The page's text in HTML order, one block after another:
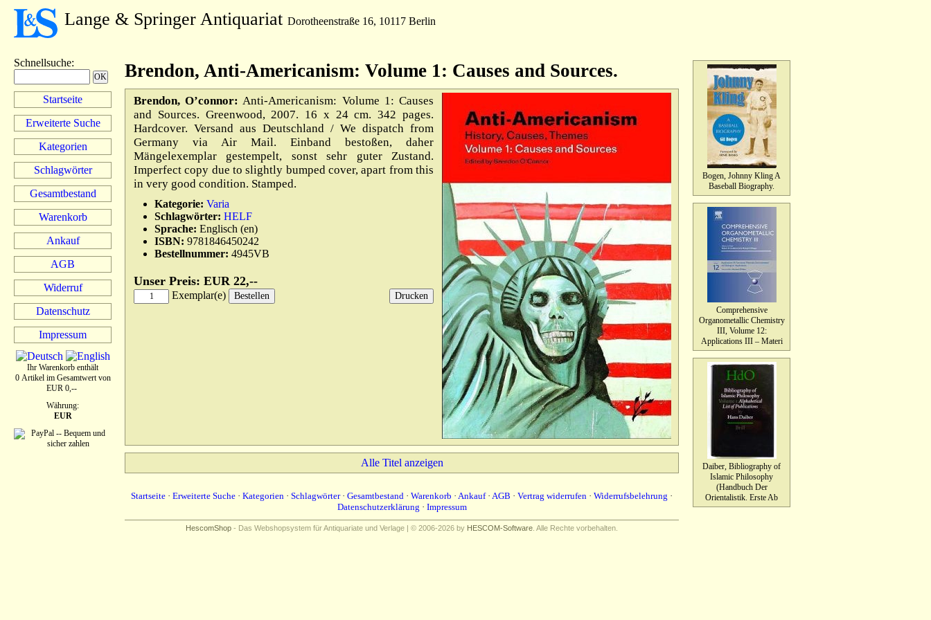
Lange & Springer Antiquariat Dorotheenstraße 16, 10117 Berlin
Schnellsuche:
Startseite
Erweiterte Suche
Kategorien
Schlagwörter
Gesamtbestand
Warenkorb
Ankauf
AGB
Widerruf
Datenschutz
Impressum
Ihr Warenkorb enthält
0 Artikel im Gesamtwert von
EUR 0,--
Währung:
EUR
Bogen, Johnny Kling A
Baseball Biography.
Comprehensive
Organometallic Chemistry
III, Volume 12:
Applications III – Materi
Daiber, Bibliography of
Islamic Philosophy
(Handbuch Der
Orientalistik. Erste Ab
Brendon, Anti-Americanism: Volume 1: Causes and Sources.
Brendon, O’connor: Anti-Americanism: Volume 1: Causes
and Sources. Greenwood, 2007. 16 x 24 cm. 342 pages.
Hardcover. Versand aus Deutschland / We dispatch from
Germany via Air Mail. Einband bestoßen, daher
Mängelexemplar gestempelt, sonst sehr guter Zustand.
Imperfect copy due to slightly bumped cover, apart from this
in very good condition. Stamped.
Kategorie: Varia
Schlagwörter: HELF
Sprache: Englisch (en)
ISBN: 9781846450242
Bestellnummer: 4945VB
Unser Preis: EUR 22,--
Exemplar(e)
Alle Titel anzeigen
Startseite · Erweiterte Suche · Kategorien · Schlagwörter· Gesamtbestand · Warenkorb · Ankauf· AGB · Vertrag widerrufen · Widerrufsbelehrung ·
Datenschutzerklärung · Impressum
HescomShop - Das Webshopsystem für Antiquariate und Verlage | © 2006-2026 by HESCOM-Software . Alle Rechte vorbehalten.